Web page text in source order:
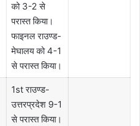
को 3-2 से
परास्त किया।
फाइनल राउण्ड-
मेघालय को 4-1
से परास्त किया।
1st राउण्ड-
उत्तरप्रदेश 9-1
से परास्त किया।